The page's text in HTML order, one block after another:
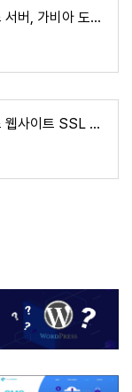
클라우드 웨이즈 워드프레스 서버, 가비아 도메인 연결 | 블로그 메신저
클라우드 웨이즈 워드프레스 웹사이트 SSL 보안 인증서 설치 | 블로그 메신저